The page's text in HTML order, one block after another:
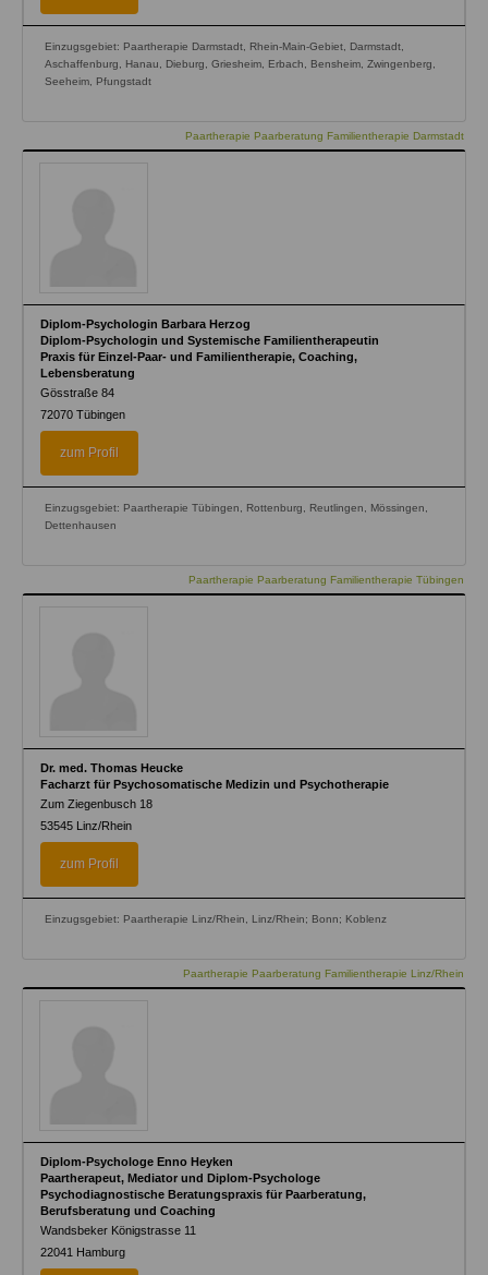
Einzugsgebiet: Paartherapie Darmstadt, Rhein-Main-Gebiet, Darmstadt,
Aschaffenburg, Hanau, Dieburg, Griesheim, Erbach, Bensheim, Zwingenberg,
Seeheim, Pfungstadt
Paartherapie Paarberatung Familientherapie Darmstadt
Diplom-Psychologin Barbara Herzog
Diplom-Psychologin und Systemische Familientherapeutin
Praxis für Einzel-Paar- und Familientherapie, Coaching,
Lebensberatung
Gösstraße 84
72070 Tübingen
zum Profil
Einzugsgebiet: Paartherapie Tübingen, Rottenburg, Reutlingen, Mössingen,
Dettenhausen
Paartherapie Paarberatung Familientherapie Tübingen
Dr. med. Thomas Heucke
Facharzt für Psychosomatische Medizin und Psychotherapie
Zum Ziegenbusch 18
53545 Linz/Rhein
zum Profil
Einzugsgebiet: Paartherapie Linz/Rhein, Linz/Rhein; Bonn; Koblenz
Paartherapie Paarberatung Familientherapie Linz/Rhein
Diplom-Psychologe Enno Heyken
Paartherapeut, Mediator und Diplom-Psychologe
Psychodiagnostische Beratungspraxis für Paarberatung,
Berufsberatung und Coaching
Wandsbeker Königstrasse 11
22041 Hamburg